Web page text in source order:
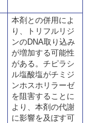
本剤との併用によ
り、トリフルリジ
ンのDNA取り込み
が増加する可能性
がある。チピラシ
ル塩酸塩がチミジ
ンホスホリラーゼ
を阻害することに
より、本剤の代謝
に影響を及ぼす可